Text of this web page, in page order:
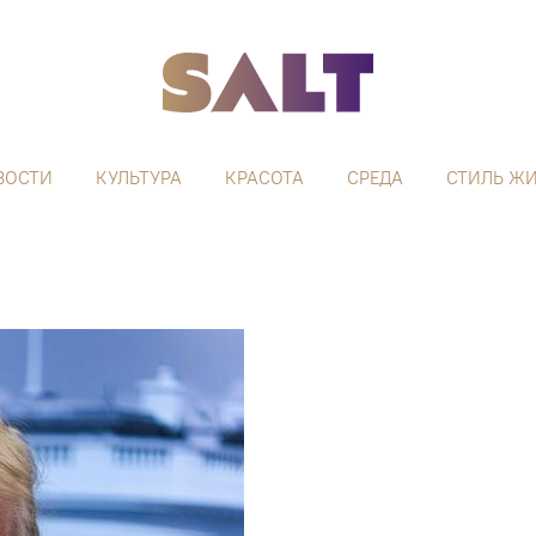
КУЛЬТУРА КРАСОТА СРЕДА СТИЛЬ